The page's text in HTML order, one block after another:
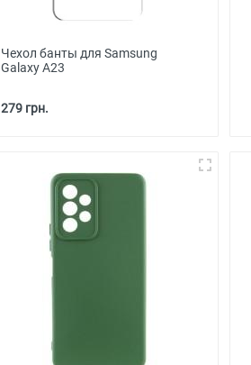
Чехол банты для Samsung
Galaxy A23
279 грн.